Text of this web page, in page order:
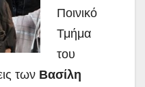
Ποινικό
Τμήμα
του
των Βασίλη